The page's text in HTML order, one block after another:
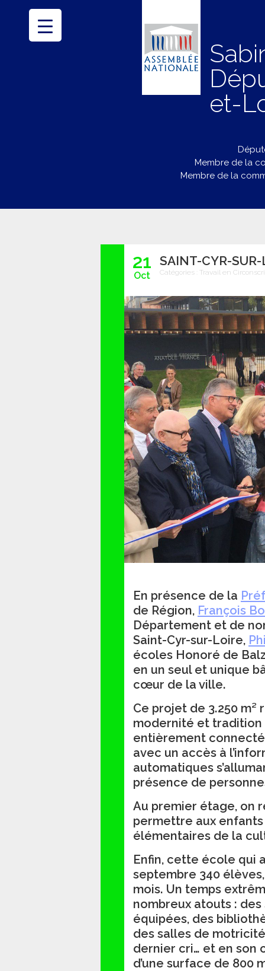
et-
Membre de la
Membre de la
21
Oct
SAINT-CYR-SUR-
Catégories : Travail en
En présence de la
de Région, François
Département et de
Saint-Cyr-sur-Loire,
écoles Honoré de
en un seul et unique
cœur de la ville.
Ce projet de 3.250
modernité et tradition
entièrement
avec un accès à
automatiques
présence de
Au premier étage, on
permettre aux
élémentaires de la
Enfin, cette école qui
septembre 340
mois. Un temps
nombreux atouts :
équipées, des
des salles de
dernier cri… et en son
d’une surface de 800